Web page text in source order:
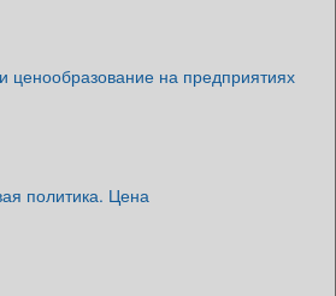
ценообразование на предприятиях
политика. Цена